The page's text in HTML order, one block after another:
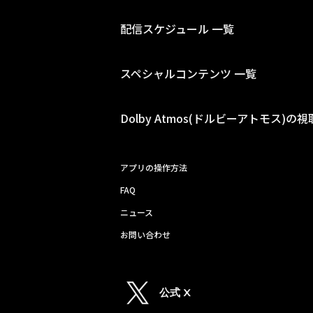
配信スケジュール 一覧
スペシャルコンテンツ 一覧
Dolby Atmos(ドルビーアトモス)の視
アプリの操作方法
FAQ
ニュース
お問い合わせ
公式 X